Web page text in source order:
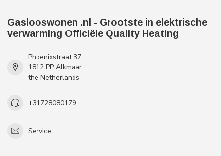
Gaslooswonen .nl - Grootste in elektrische
verwarming Officiële Quality Heating
Phoenixstraat 37
1812 PP Alkmaar
the Netherlands
+31728080179
Service